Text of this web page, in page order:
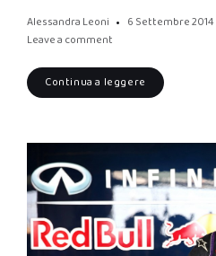
Alessandra Leoni 6 Settembre 2014
Leave a comment
Continua a leggere